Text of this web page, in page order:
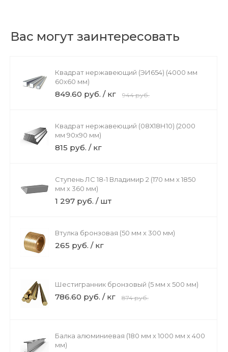
Вас могут заинтересовать
Квадрат нержавеющий (ЭИ654) (4000 мм
60x60 мм)
849.60 руб. / кг 944 руб.
Квадрат нержавеющий (08Х18Н10) (2000
мм 90x90 мм)
815 руб. / кг
Ступень ЛС 18-1 Владимир 2 (170 мм х 1850
мм х 360 мм)
1 297 руб. / шт
Втулка бронзовая (50 мм х 300 мм)
265 руб. / кг
Шестигранник бронзовый (5 мм х 500 мм)
786.60 руб. / кг 874 руб.
Балка алюминиевая (180 мм х 1000 мм х 400
мм)